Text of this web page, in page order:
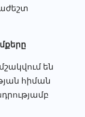
են
հիման